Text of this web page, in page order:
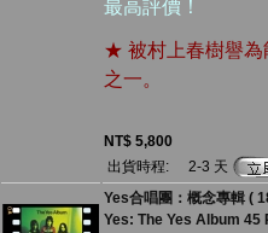
最高評價！
★ 被村上春樹譽為
之一。
NT$ 5,800
出貨時程:
2-3 天
Yes合唱團：概念專輯 (
Yes: The Yes Album 45